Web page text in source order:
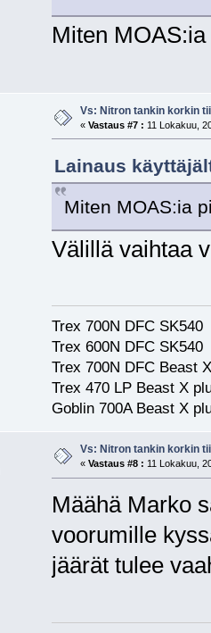
Miten
Vs: Nitron tankin korkin
« Vastaus #7 : 11 Lokakuu,
Lainaus
Miten MOAS:ia
Välillä vaihtaa
Trex 700N DFC SK540
Trex 600N DFC SK540
Trex 700N DFC Beast
Trex 470 LP Beast X
Goblin 700A Beast X
Vs: Nitron tankin korkin
« Vastaus #8 : 11 Lokakuu,
Määhä Marko
voorumille
jäärät tulee